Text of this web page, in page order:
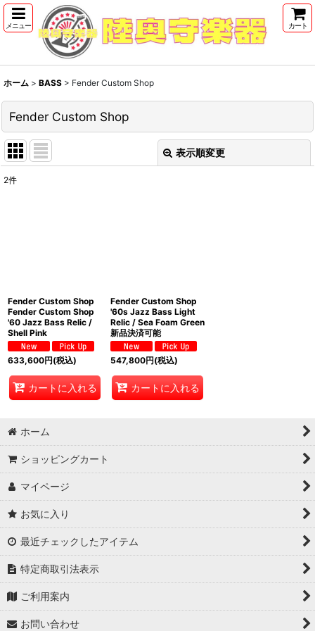
メニュー カート
ホーム > BASS > Fender Custom Shop
Fender Custom Shop
表示順変更
2件
Fender Custom Shop
Fender Custom Shop
'60 Jazz Bass Relic /
Shell Pink
633,600円(税込)
カートに入れる
Fender Custom Shop
'60s Jazz Bass Light
Relic / Sea Foam Green
新品決済可能
547,800円(税込)
カートに入れる
ホーム
ショッピングカート
マイページ
お気に入り
最近チェックしたアイテム
特定商取引法表示
ご利用案内
お問い合わせ